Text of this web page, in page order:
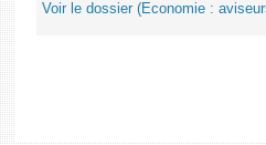
Voir le dossier (Economie :